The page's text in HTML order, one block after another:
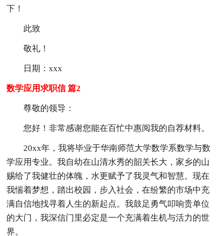
下！
此致
敬礼！
日期：xxx
数学应用求职信 篇2
尊敬的领导：
您好！非常感谢您能在百忙中惠阅我的自荐材料。
20xx年，我将毕业于华南师范大学数学系数学与数
学应用专业。我自幼在山清水秀的韶关长大，家乡的山
赐给了我健壮的体魄，水更赋予了我灵气和智慧。现在
我惴着梦想，踏出校园，步入社会，在纷繁的市场中充
满自信地找寻着人生的新起点。我鼓足勇气叩响贵单位
的大门，我深信门里必定是一个充满着生机与活力的世
界。